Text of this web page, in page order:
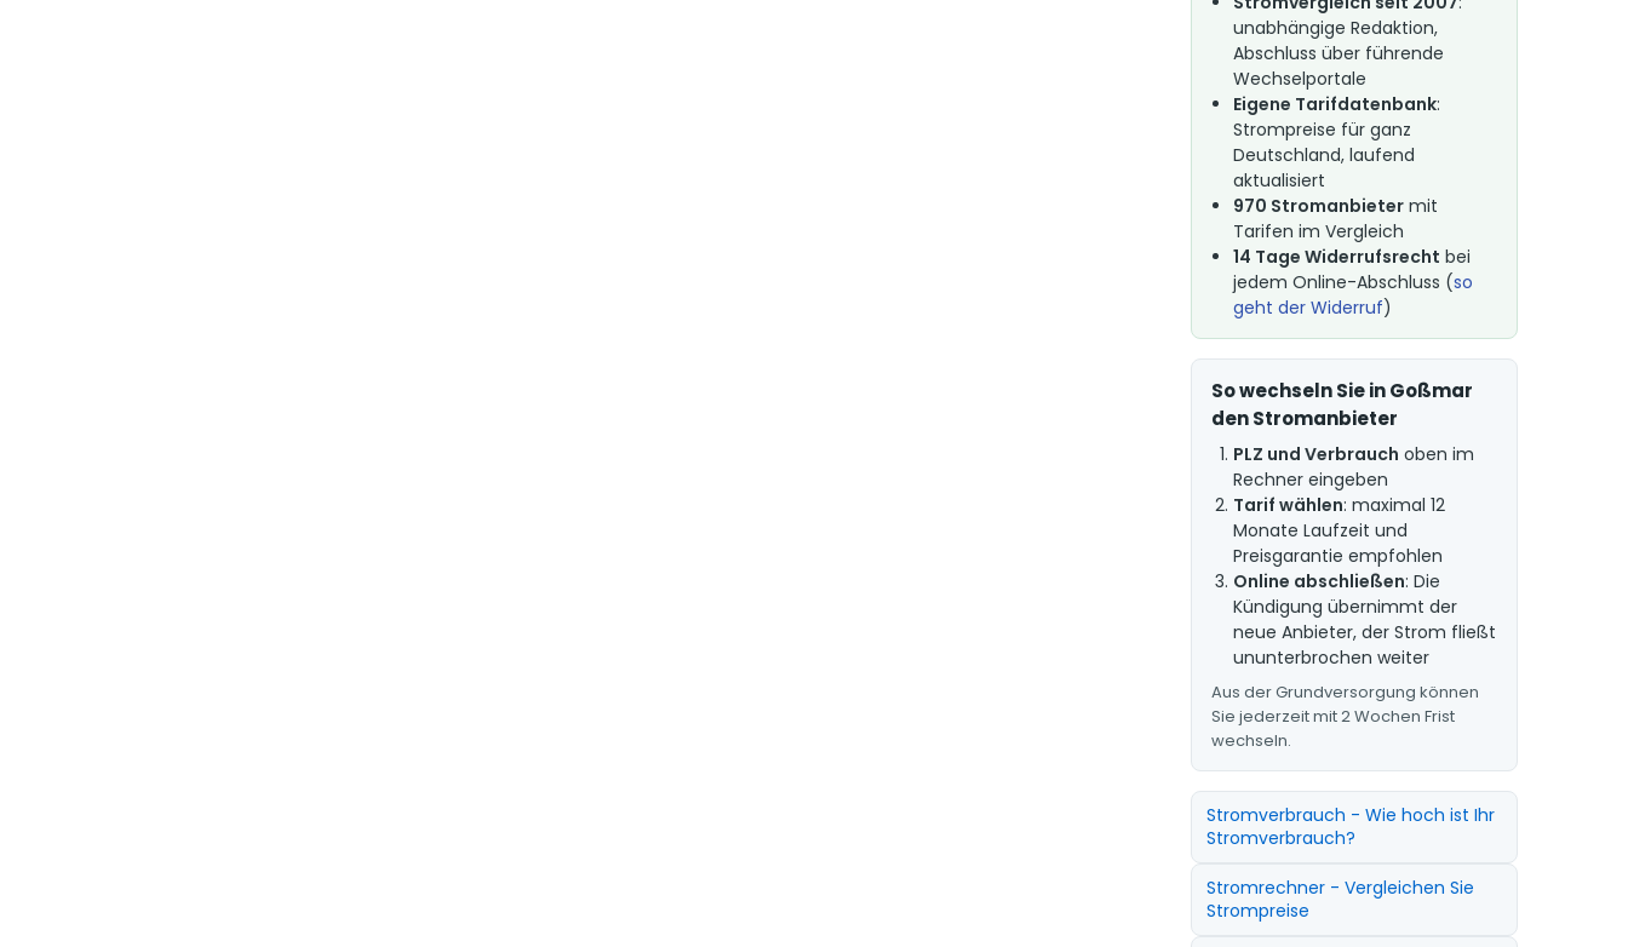
unabhängige Redaktion,
Abschluss über führende
Wechselportale
Eigene Tarifdatenbank:
Strompreise für ganz
Deutschland, laufend
aktualisiert
970 Stromanbietermit
Tarifen im Vergleich
14 Tage Widerrufsrecht bei
jedem Online-Abschluss (so
geht der Widerruf)
So wechseln Sie in Goßmar
den Stromanbieter
PLZ und Verbrauch oben im
Rechner eingeben
Tarif wählen: maximal 12
Monate Laufzeit und
Preisgarantie empfohlen
Online abschließen: Die
Kündigung übernimmt der
neue Anbieter, der Strom fließt
ununterbrochen weiter
Aus der Grundversorgung können
Sie jederzeit mit 2 Wochen Frist
wechseln.
Stromverbrauch - Wie hoch ist Ihr
Stromverbrauch?
Stromrechner - Vergleichen Sie
Strompreise